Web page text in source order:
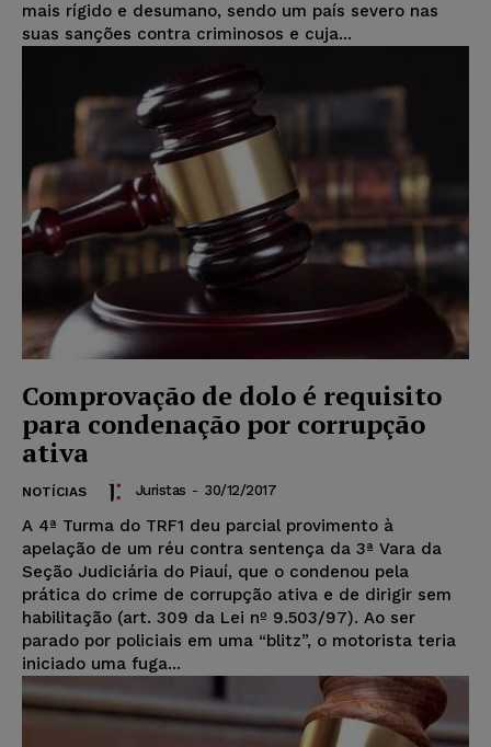
mais rígido e desumano, sendo um país severo nas
suas sanções contra criminosos e cuja...
Comprovação de dolo é requisito
para condenação por corrupção
ativa
NOTÍCIAS Juristas - 30/12/2017
A 4ª Turma do TRF1 deu parcial provimento à
apelação de um réu contra sentença da 3ª Vara da
Seção Judiciária do Piauí, que o condenou pela
prática do crime de corrupção ativa e de dirigir sem
habilitação (art. 309 da Lei nº 9.503/97). Ao ser
parado por policiais em uma “blitz”, o motorista teria
iniciado uma fuga...